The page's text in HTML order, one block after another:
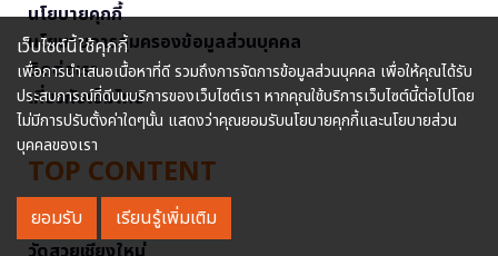
นโยบายคุกกี้
นโยบายการคุ้มครองข้อมูลส่วนบุคคล
ติดต่อเรา
เกี่ยวกับเอ็มไทย
TOP CONTENT
วัดสวย
เว็บไซต์นี้ใช้คุกกี้
เพื่อการนำเสนอเนื้อหาที่ดี รวมถึงการจัดการข้อมูลส่วนบุคคล เพื่อให้คุณได้รับ
ประสบการณ์ที่ดีบนบริการของเว็บไซต์เรา หากคุณใช้บริการเว็บไซต์นี้ต่อไปโดย
ไม่มีการปรับตั้งค่าใดๆนั้น แสดงว่าคุณยอมรับนโยบายคุกกี้และนโยบายส่วน
บุคคลของเรา
ยอมรับ เรียนรู้เพิ่มเติม